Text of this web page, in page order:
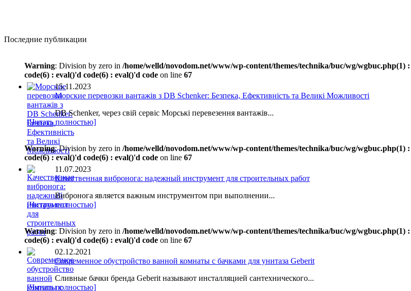
Последние публикации
Warning: Division by zero in /home/welld/novodom.net/www/wp-content/themes/technika/buc/wg/wgbuc.php(1)
code(6) : eval()'d code(6) : eval()'d code on line 67
15.11.2023
Морские перевозки вантажів з DB Schenker: Безпека, Ефективність та Великі Можливості
DB Schenker, через свій сервіс Морські перевезення вантажів...
[Читать полностью]
Warning: Division by zero in /home/welld/novodom.net/www/wp-content/themes/technika/buc/wg/wgbuc.php(1)
code(6) : eval()'d code(6) : eval()'d code on line 67
11.07.2023
Качественная вибронога: надежный инструмент для строительных работ
Вибронога является важным инструментом при выполнении...
[Читать полностью]
Warning: Division by zero in /home/welld/novodom.net/www/wp-content/themes/technika/buc/wg/wgbuc.php(1)
code(6) : eval()'d code(6) : eval()'d code on line 67
02.12.2021
Современное обустройство ванной комнаты с бачками для унитаза Geberit
Сливные бачки бренда Geberit называют инсталляцией сантехнического...
[Читать полностью]